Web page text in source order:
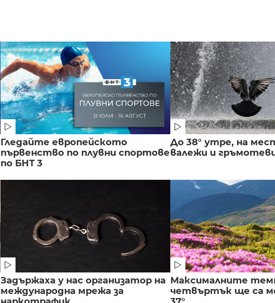
Гледайте европейското
първенство по плувни спортове
по БНТ 3
До 38° утре, на
валежи и
Задържаха у нас организатор на
международна мрежа за
Максималните
четвъртък ще са